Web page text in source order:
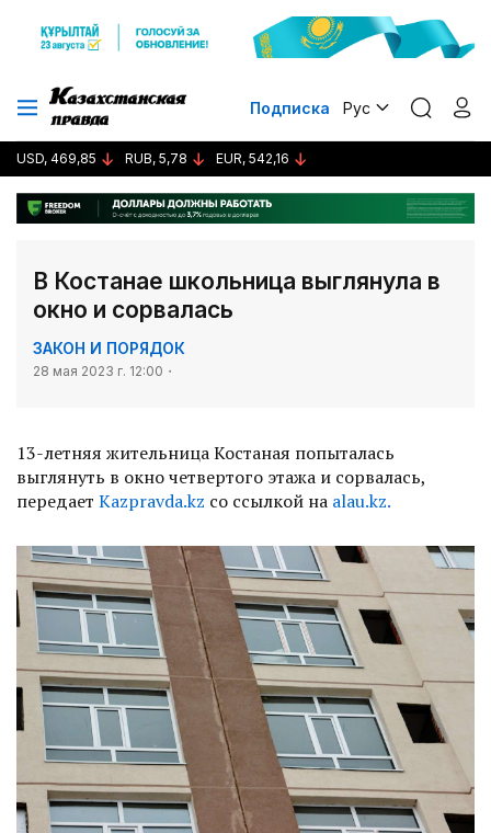
Подписка Рус
USD, 469,85 RUB, 5,78 EUR, 542,16
В Костанае школьница выглянула в
окно и сорвалась
ЗАКОН И ПОРЯДОК
28 мая 2023 г. 12:00
13-летняя жительница Костаная попыталась
выглянуть в окно четвертого этажа и сорвалась,
передает Кazpravda.kz со ссылкой на alau.kz.